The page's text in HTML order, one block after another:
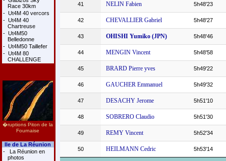
Race 30km
- Ut4M 40 vercors
- Ut4M 40
Chartreuse
- Ut4M50
Belledonne
- Ut4M50 Taillefer
- Ut4M 80
CHALLENGE
�ruptions Piton de la
Fournaise
Ile de La Réunion
-
La Réunion en
photos
41 NELIN Fabien 5h48'23
42 CHEVALLIER Gabriel 5h48'27
43 OHISHI Yumiko (JPN) 5h48'46
44 MENGIN Vincent 5h48'58
45 BRARD Pierre yves 5h49'22
46 GAUCHER Emmanuel 5h49'32
47 DESACHY Jerome 5h51'10
48 SOBRERO Claudio 5h51'30
49 REMY Vincent 5h52'34
50 HEILMANN Cedric 5h53'14